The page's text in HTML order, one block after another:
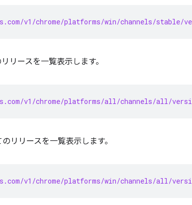
v1/chrome/platforms/win/channels/stable/
リースを一覧表示します。
v1/chrome/platforms/all/channels/all/
リリースを一覧表示します。
v1/chrome/platforms/win/channels/all/